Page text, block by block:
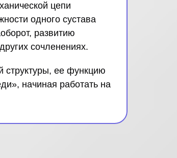
цепи
одного сустава
развитию
сочленениях.
структуры, ее функцию
начиная работать на